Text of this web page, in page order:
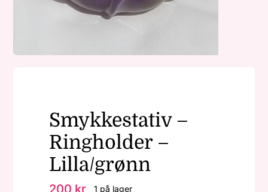
Om MariEbbeSmykkestativ –
Ringholder –
Lilla/grønn
200 kr 1 på lager